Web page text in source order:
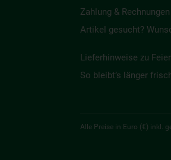
Zahlung & Rechnungen
Artikel gesucht?
Lieferhinweise zu
So bleibt’s länger
Alle Preise in Euro (€) inkl.